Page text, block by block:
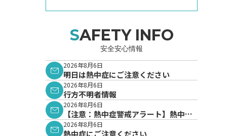
SAFETY INFO
安全安心情報
2026年8月6日
明日は熱中症にご注意ください
2026年8月6日
行方不明者情報
2026年8月6日
【注意：熱中症警戒アラート】熱中症
警戒アラートが発表されています。
2026年8月6日